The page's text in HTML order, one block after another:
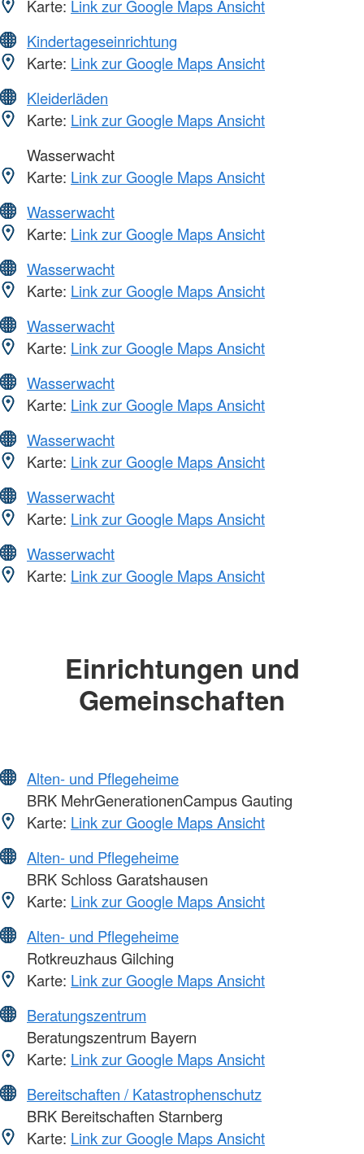
Karte: Link zur Google Maps Ansicht
Kindertageseinrichtung
Karte: Link zur Google Maps Ansicht
Kleiderläden
Karte: Link zur Google Maps Ansicht
Wasserwacht
Karte: Link zur Google Maps Ansicht
Wasserwacht
Karte: Link zur Google Maps Ansicht
Wasserwacht
Karte: Link zur Google Maps Ansicht
Wasserwacht
Karte: Link zur Google Maps Ansicht
Wasserwacht
Karte: Link zur Google Maps Ansicht
Wasserwacht
Karte: Link zur Google Maps Ansicht
Wasserwacht
Karte: Link zur Google Maps Ansicht
Wasserwacht
Karte: Link zur Google Maps Ansicht
Einrichtungen und
Gemeinschaften
Alten- und Pflegeheime
BRK MehrGenerationenCampus Gauting
Karte: Link zur Google Maps Ansicht
Alten- und Pflegeheime
BRK Schloss Garatshausen
Karte: Link zur Google Maps Ansicht
Alten- und Pflegeheime
Rotkreuzhaus Gilching
Karte: Link zur Google Maps Ansicht
Beratungszentrum
Beratungszentrum Bayern
Karte: Link zur Google Maps Ansicht
Bereitschaften / Katastrophenschutz
BRK Bereitschaften Starnberg
Karte: Link zur Google Maps Ansicht